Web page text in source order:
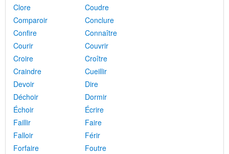
Clore
Coudre
Comparoir
Conclure
Confire
Connaître
Courir
Couvrir
Croire
Croître
Craindre
Cueillir
Devoir
Dire
Déchoir
Dormir
Échoir
Écrire
Faillir
Faire
Falloir
Férir
Forfaire
Foutre